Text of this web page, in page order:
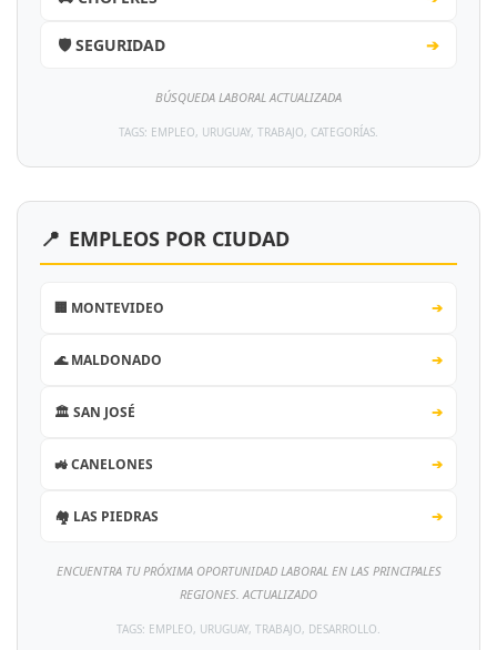
🛡️ SEGURIDAD ➔
BÚSQUEDA LABORAL ACTUALIZADA
TAGS: EMPLEO, URUGUAY, TRABAJO, CATEGORÍAS.
📍 EMPLEOS POR CIUDAD
🏢 MONTEVIDEO ➔
🌊 MALDONADO ➔
🏛️ SAN JOSÉ ➔
🚜 CANELONES ➔
🏘️ LAS PIEDRAS ➔
ENCUENTRA TU PRÓXIMA OPORTUNIDAD LABORAL EN LAS PRINCIPALES
REGIONES. ACTUALIZADO
TAGS: EMPLEO, URUGUAY, TRABAJO, DESARROLLO.